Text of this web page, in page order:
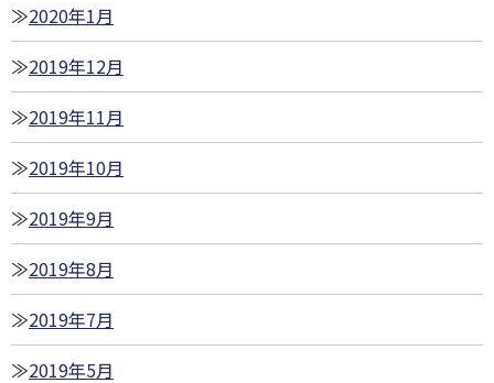
2020年1月
2019年12月
2019年11月
2019年10月
2019年9月
2019年8月
2019年7月
2019年5月